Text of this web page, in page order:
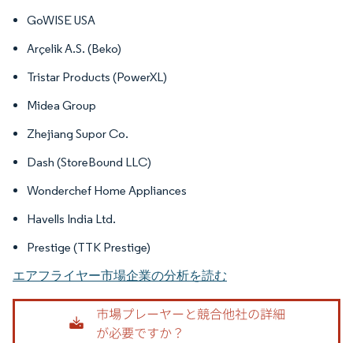
GoWISE USA
Arçelik A.S. (Beko)
Tristar Products (PowerXL)
Midea Group
Zhejiang Supor Co.
Dash (StoreBound LLC)
Wonderchef Home Appliances
Havells India Ltd.
Prestige (TTK Prestige)
エアフライヤー市場企業の分析を読む